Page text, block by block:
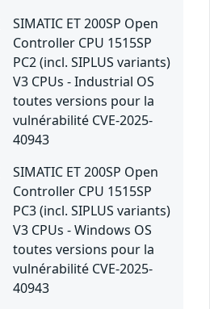
SIMATIC ET 200SP Open
Controller CPU 1515SP
PC2 (incl. SIPLUS variants)
V3 CPUs - Industrial OS
toutes versions pour la
vulnérabilité CVE-2025-
40943
SIMATIC ET 200SP Open
Controller CPU 1515SP
PC3 (incl. SIPLUS variants)
V3 CPUs - Windows OS
toutes versions pour la
vulnérabilité CVE-2025-
40943